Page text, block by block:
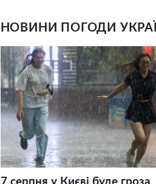
НОВИНИ ПОГОДИ
7 серпня у Києві буде гроза,